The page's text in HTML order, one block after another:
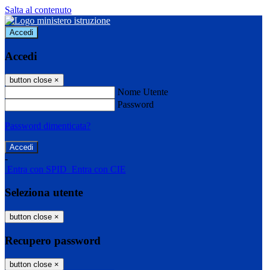
Salta al contenuto
Accedi
Accedi
button close ×
Nome Utente
Password
Password dimenticata?
-
Entra con SPID Entra con CIE
Seleziona utente
button close ×
Recupero password
button close ×